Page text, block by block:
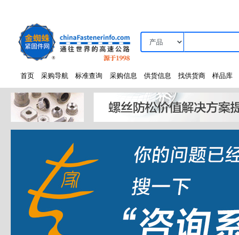
首页 采购导航 标准查询 采购信息 供货信息 找供货商 样品库